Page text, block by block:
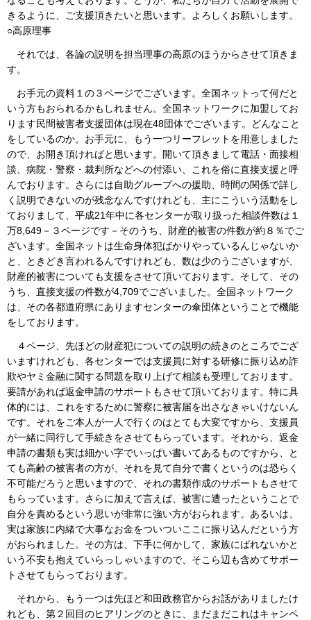
きるように、ご支援頂きたいと思います。よろしくお願いします。
○高原理事
それでは、各論の説明を担当理事の高原のほうからさせて頂きま
す。
お手元の資料１の３ページでございます。全国ネットって何だと
いう方もおられるかもしれません。全国ネットワークに加盟してお
ります民間被害者支援団体は現在48団体でございます。どんなこと
をしているのか。お手元に、もう一つリーフレットを用意しました
ので、お開き頂ければと思います。開いて頂きまして電話・面接相
談、病院・警察・裁判所などへの付添い、これを俗に直接支援と呼
んでおります。さらには自助グループへの援助、時間の関係で詳し
く説明できないのが残念なんですけれども、主にこういう活動をし
ておりまして、平成21年中に各センターが取り扱った相談件数は１
万8,649－３ページです－そのうち、財産的被害の件数が約８％でご
ざいます。全国ネットは生命身体犯ばかりやっているんじゃないか
と、ときどき言われるんですけれども、数は少のうございますが、
財産的被害についても支援をさせて頂いております。そして、その
うち、直接支援の件数が4,709でございました。全国ネットワーク
は、その各都道府県にありますセンターの傘団体ということで機能
をしております。
４ページ、先ほどの財産犯についての説明の続きのところでござ
いますけれども、各センターでは支援員に対する研修に振り込め詐
欺やヤミ金融に関する問題を取り上げて相談も受理しております。
要請があれば返金申請のサポートもさせて頂いております。特に具
体的には、これをするために警察に被害届を出さなきゃいけないん
です。それをご本人が一人で行くのはとても大変ですから、支援員
が一緒に同行して手続きをさせてもらっています。それから、返金
申請の書類も実は細かい字でいっぱい書いてあるものですから、と
ても高齢の被害者の方が、それを見て自分で書くというのは恐らく
不可能だろうと思いますので、それの書類作成のサポートもさせて
もらっています。さらに加えて言えば、被害に遭ったということで
自分を責めるという思いが非常に強い方がおられます。あるいは、
実は家族に内緒で大事なお金をついついここに振り込んだという方
がおられました。その方は、下手に何かして、家族にばれないかと
いう不安も抱えていらっしゃいますので、そこら辺も含めてサポー
トさせてもらっております。
それから、もう一つは先ほど和田政務官からお話がありましたけ
れども、第２回目のヒアリングのときに、まだまだこれはキャンペ